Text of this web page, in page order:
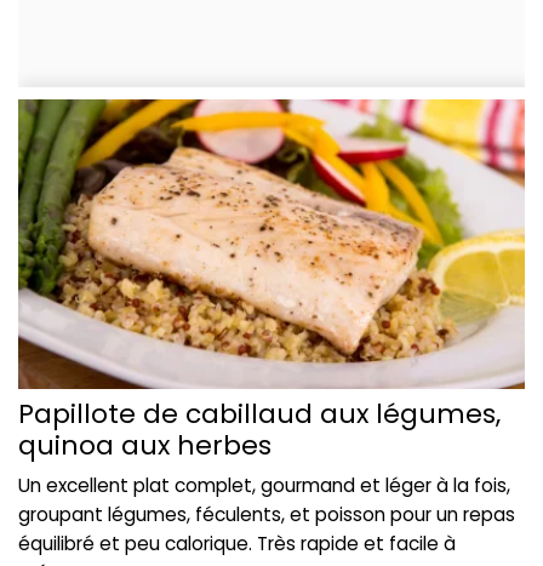
Papillote de cabillaud aux légumes,
quinoa aux herbes
Un excellent plat complet, gourmand et léger à la fois,
groupant légumes, féculents, et poisson pour un repas
équilibré et peu calorique. Très rapide et facile à